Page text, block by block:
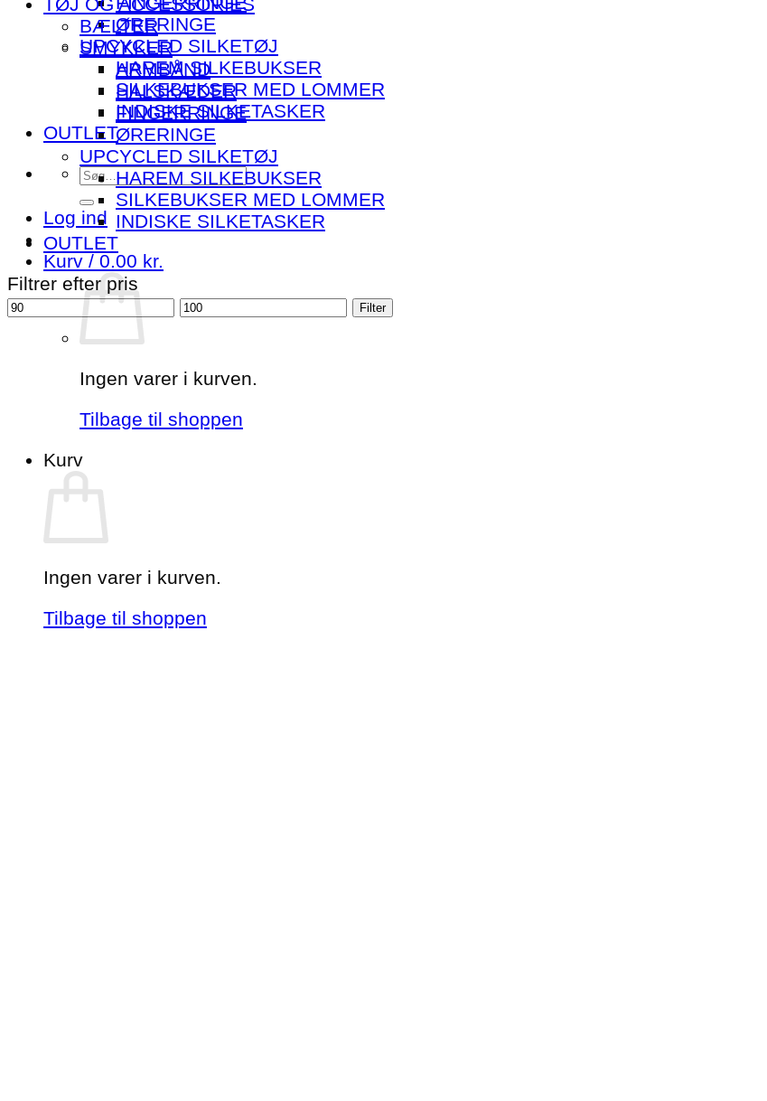
ØRERINGE
UPCYCLED SILKETØJ
HAREM SILKEBUKSER
SILKEBUKSER MED LOMMER
INDISKE SILKETASKER
OUTLET
Søg
efter:
Log ind
Kurv / 0.00 kr.
Ingen varer i kurven.
Tilbage til shoppen
Kurv
Ingen varer i kurven.
Tilbage til shoppen
BÆLTER
SMYKKER
ARMBÅND
HALSKÆDER
FINGERRINGE
ØRERINGE
UPCYCLED SILKETØJ
HAREM SILKEBUKSER
SILKEBUKSER MED LOMMER
INDISKE SILKETASKER
OUTLET
Filtrer efter pris
Mindste
Højeste
Filter